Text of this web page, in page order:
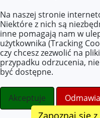
Tel.
E-mail:
Na naszej stronie
Niektóre z nich są
inne pomagają nam w
użytkownika (Tracking
czy chcesz zezwolić na
przypadku odrzucenia,
być dostępne.
Akceptuje
Zapoznaj się